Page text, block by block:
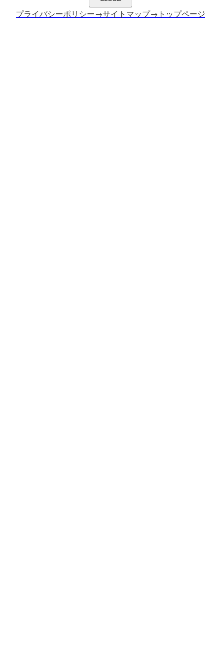
プライバシーポリシー→サイトマップ→トップページ